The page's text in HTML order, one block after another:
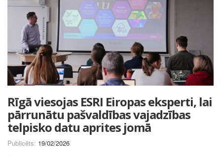
Rīgā viesojas ESRI Eiropas eksperti, lai
pārrunātu pašvaldības vajadzības
telpisko datu aprites jomā
Publicēts: 19/02/2026